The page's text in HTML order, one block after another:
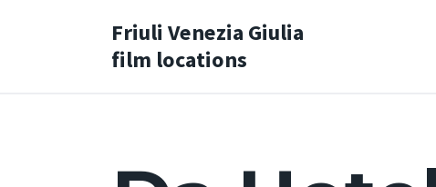
Friuli Venezia Giulia
film locations